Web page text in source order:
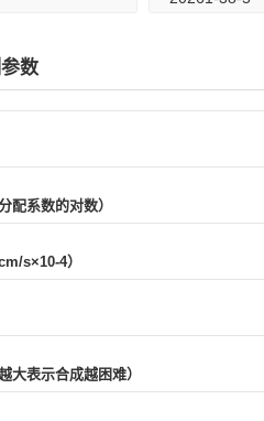
数
配系数的对数）
s×10-4）
大表示合成越困难）